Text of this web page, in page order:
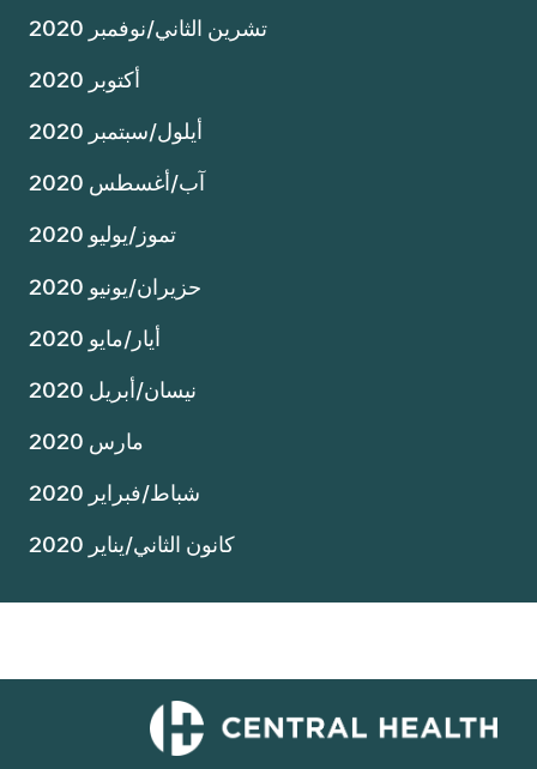
تشرين الثاني/نوفمبر 2020
أكتوبر 2020
أيلول/سبتمبر 2020
آب/أغسطس 2020
تموز/يوليو 2020
حزيران/يونيو 2020
أيار/مايو 2020
نيسان/أبريل 2020
مارس 2020
شباط/فبراير 2020
كانون الثاني/يناير 2020